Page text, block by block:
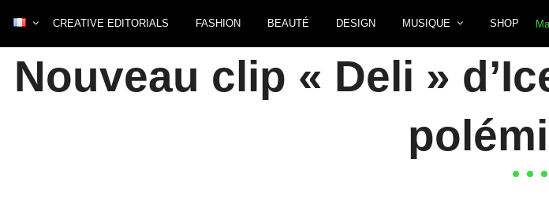
CREATIVE EDITORIALS FASHION BEAUTÉ DESIGN MUSIQUE SHOP
Nouveau clip « Deli »